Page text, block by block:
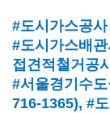
#도시가스공사
#도시가스배
접견적철거공
#서울경기수
716-1365), #